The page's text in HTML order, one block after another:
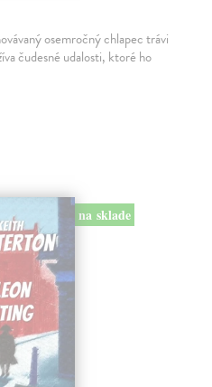
osemročný chlapec trávi
čudesné udalosti, ktoré ho
na sklade